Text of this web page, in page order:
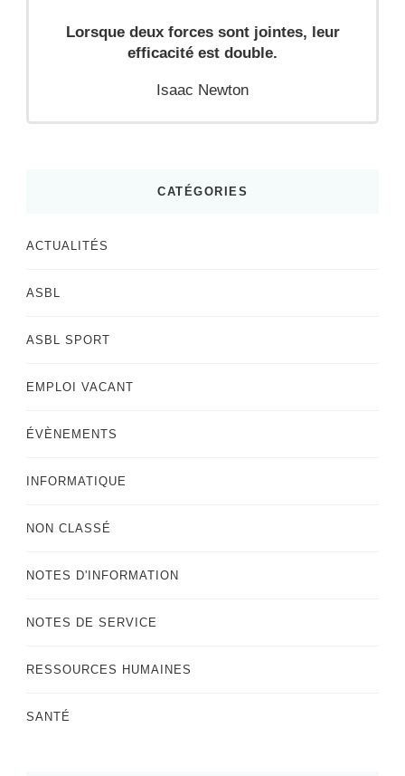
Lorsque deux forces sont jointes, leur
efficacité est double.
Isaac Newton
CATÉGORIES
ACTUALITÉS
ASBL
ASBL SPORT
EMPLOI VACANT
ÉVÈNEMENTS
INFORMATIQUE
NON CLASSÉ
NOTES D'INFORMATION
NOTES DE SERVICE
RESSOURCES HUMAINES
SANTÉ